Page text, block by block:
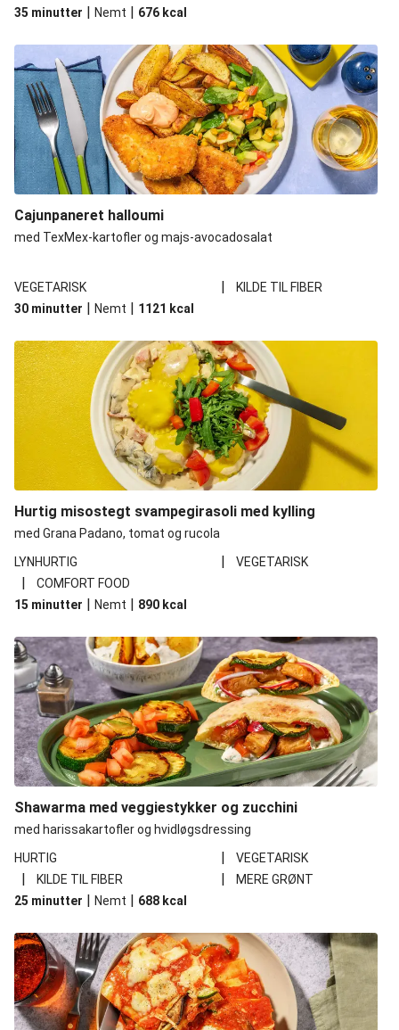
35 minutter | Nemt | 676 kcal
Cajunpaneret halloumi
med TexMex-kartofler og majs-avocadosalat
VEGETARISK |
KILDE TIL FIBER
30 minutter | Nemt | 1121 kcal
Hurtig misostegt svampegirasoli med kylling
med Grana Padano, tomat og rucola
LYNHURTIG
| VEGETARISK
|
COMFORT FOOD
15 minutter | Nemt | 890 kcal
Shawarma med veggiestykker og zucchini
med harissakartofler og hvidløgsdressing
HURTIG
| VEGETARISK
| KILDE TIL FIBER |
MERE GRØNT
25 minutter | Nemt | 688 kcal